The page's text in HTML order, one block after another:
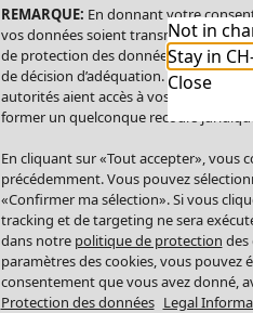
Not in
Stay in
Close
REMARQUE: En donnant votre
vos données soient transmises aux
de protection des données comparable
de décision d’adéquation. Par
autorités aient accès à vos données à
former un quelconque recours
En cliquant sur «Tout accepter», vous
précédemment. Vous pouvez
«Confirmer ma sélection». Si vous
tracking et de targeting ne sera
dans notre politique de protection des
paramètres des cookies, vous
consentement que vous avez donné,
Protection des données Legal